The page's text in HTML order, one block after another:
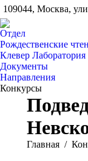
109044, Москва,
Отдел
Рождественские
Клевер Лаборатория
Документы
Направления
Конкурсы
Вы здесь:
Главная